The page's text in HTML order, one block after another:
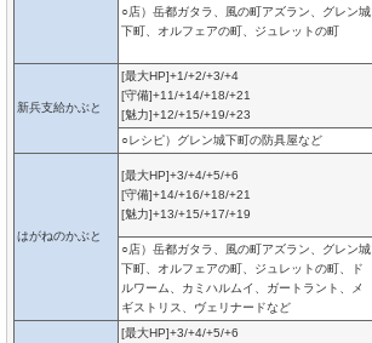
○店）岳都ガタラ、風の町アズラン、グレン城
下町、オルフェアの町、ジュレットの町
新兵支給かぶと
[最大HP]+1/+2/+3/+4
[守備]+11/+14/+18/+21
[魅力]+12/+15/+19/+23
○レシピ）グレン城下町の防具屋など
はがねのかぶと
[最大HP]+3/+4/+5/+6
[守備]+14/+16/+18/+21
[魅力]+13/+15/+17/+19
○店）岳都ガタラ、風の町アズラン、グレン城
下町、オルフェアの町、ジュレットの町、ド
ルワーム、カミハルムイ、ガートラント、メ
ギストリス、ヴェリナードなど
[最大HP]+3/+4/+5/+6